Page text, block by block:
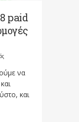
paid
να
και